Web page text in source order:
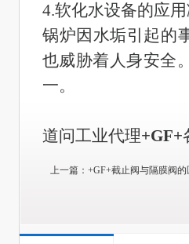
4.软化水设备的应
锅炉因水垢引起的
也威胁着人身安全
一。
道问工业代理+GF+
上一篇： +GF+截止阀与隔膜阀的